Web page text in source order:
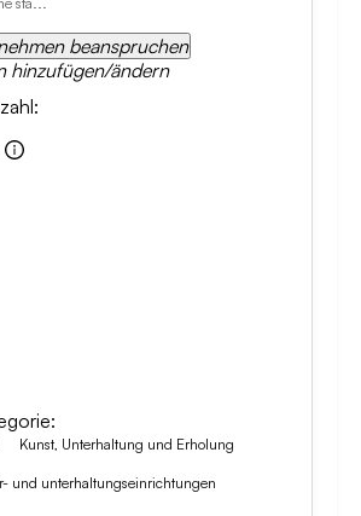
beanspruchen
hinzufügen/ändern
:
:
Kunst, Unterhaltung und Erholung
und unterhaltungseinrichtungen